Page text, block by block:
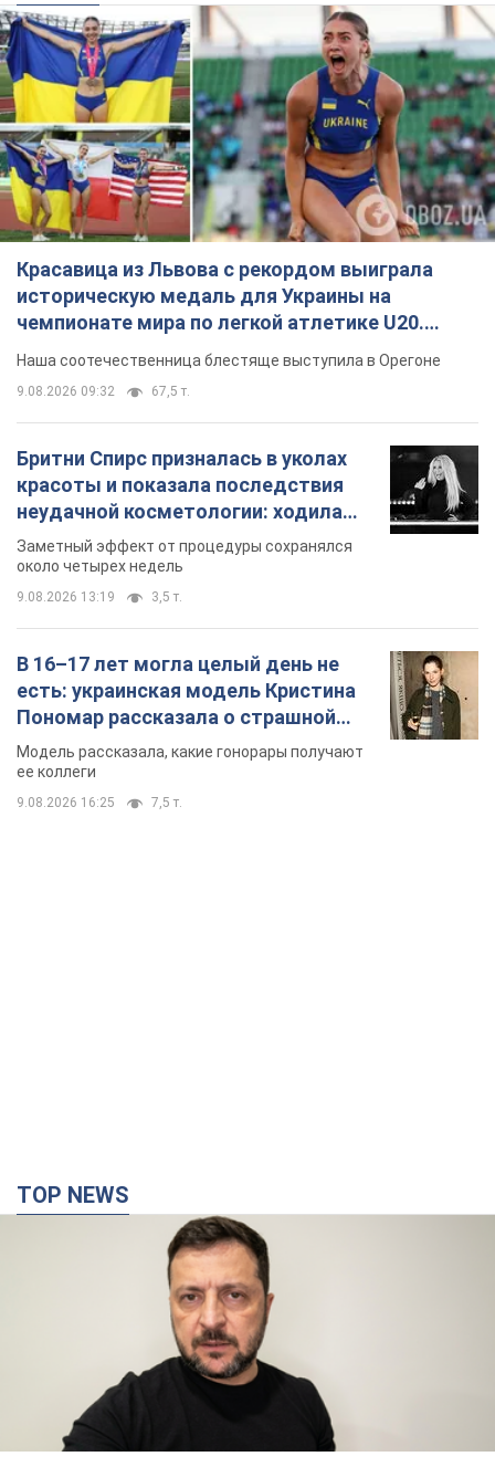
Красавица из Львова с рекордом выиграла
историческую медаль для Украины на
чемпионате мира по легкой атлетике U20.
Видео
Наша соотечественница блестяще выступила в Орегоне
9.08.2026 09:32 67,5 т.
Бритни Спирс призналась в уколах
красоты и показала последствия
неудачной косметологии: ходила
так почти месяц
Заметный эффект от процедуры сохранялся
около четырех недель
9.08.2026 13:19 3,5 т.
В 16–17 лет могла целый день не
есть: украинская модель Кристина
Пономар рассказала о страшной
стороне модельной карьеры
Модель рассказала, какие гонорары получают
ее коллеги
9.08.2026 16:25 7,5 т.
TOP NEWS